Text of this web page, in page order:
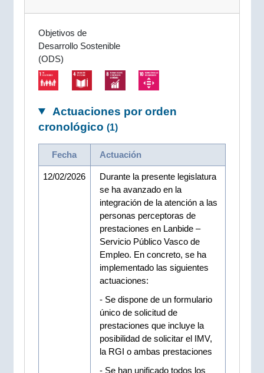
Objetivos de
Desarrollo Sostenible
(ODS)
Actuaciones por orden
cronológico (1)
Fecha Actuación
12/02/2026
Durante la presente legislatura
se ha avanzado en la
integración de la atención a las
personas perceptoras de
prestaciones en Lanbide –
Servicio Público Vasco de
Empleo. En concreto, se ha
implementado las siguientes
actuaciones:
- Se dispone de un formulario
único de solicitud de
prestaciones que incluye la
posibilidad de solicitar el IMV,
la RGI o ambas prestaciones
- Se han unificado todos los